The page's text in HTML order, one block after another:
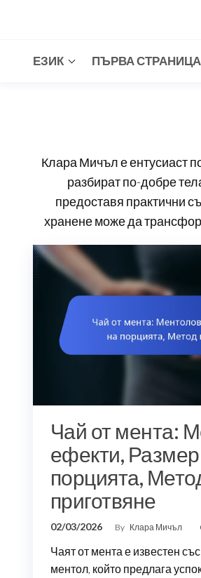
contentЕЗИК ПЪРВА СТРАНИЦА
Клара Мичъл е ентусиаст
разбират по-добре
предоставя практични
хранене може да
Чай от мента:
ефекти,
порцията,
приготвяне
02/03/2026 By Клара Мичъл
Чаят от мента е известен
ментол, който предлага